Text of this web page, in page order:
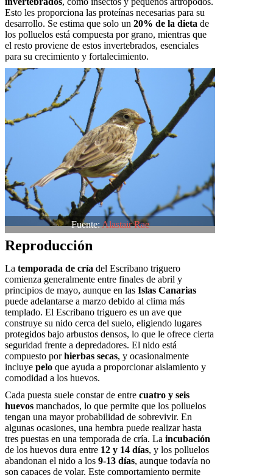
Esto les proporciona las proteínas necesarias para su
desarrollo. Se estima que solo un 20% de la dieta de
los polluelos está compuesta por grano, mientras que
el resto proviene de estos invertebrados, esenciales
para su crecimiento y fortalecimiento.
Fuente:Alastair Rae
Reproducción
La temporada de cría del Escribano triguero
comienza generalmente entre finales de abril y
principios de mayo, aunque en las Islas Canarias
puede adelantarse a marzo debido al clima más
templado. El Escribano triguero es un ave que
construye su nido cerca del suelo, eligiendo lugares
protegidos bajo arbustos densos, lo que le ofrece cierta
seguridad frente a depredadores. El nido está
compuesto porhierbas secas, y ocasionalmente
incluye pelo que ayuda a proporcionar aislamiento y
comodidad a los huevos.
Cada puesta suele constar de entre cuatro y seis
huevos manchados, lo que permite que los polluelos
tengan una mayor probabilidad de sobrevivir. En
algunas ocasiones, una hembra puede realizar hasta
tres puestas en una temporada de cría. La incubación
de los huevos dura entre 12 y 14 días, y los polluelos
abandonan el nido a los 9-13 días, aunque todavía no
son capaces de volar. Este comportamiento permite